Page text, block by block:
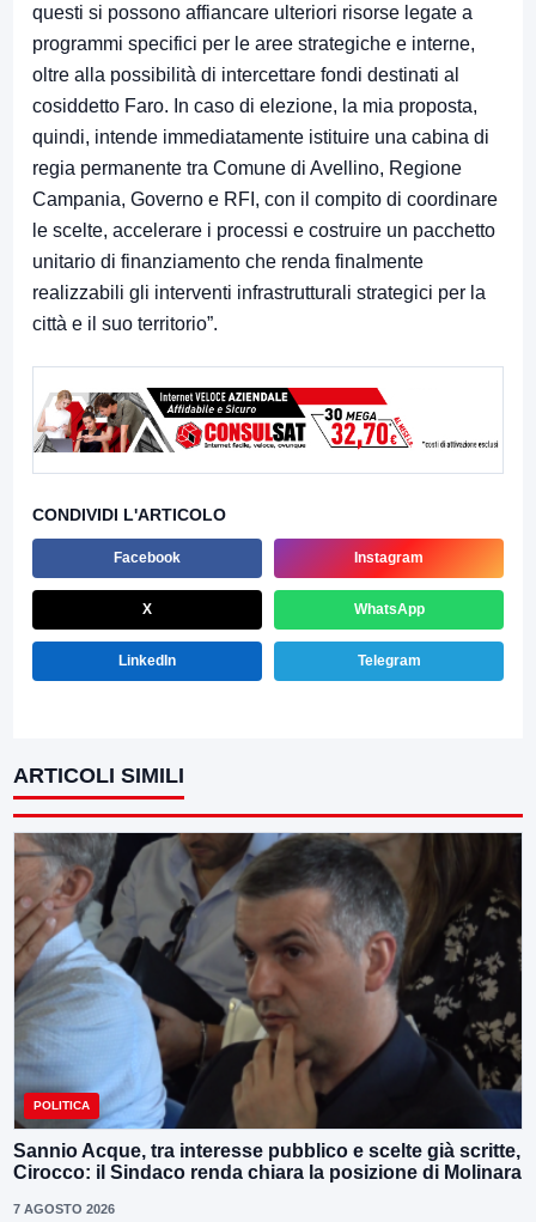
questi si possono affiancare ulteriori risorse legate a
programmi specifici per le aree strategiche e interne,
oltre alla possibilità di intercettare fondi destinati al
cosiddetto Faro. In caso di elezione, la mia proposta,
quindi, intende immediatamente istituire una cabina di
regia permanente tra Comune di Avellino, Regione
Campania, Governo e RFI, con il compito di coordinare
le scelte, accelerare i processi e costruire un pacchetto
unitario di finanziamento che renda finalmente
realizzabili gli interventi infrastrutturali strategici per la
città e il suo territorio”.
CONDIVIDI L'ARTICOLO
Facebook Instagram
X WhatsApp
LinkedIn Telegram
ARTICOLI SIMILI
POLITICA
Sannio Acque, tra interesse pubblico e scelte già scritte,
Cirocco: il Sindaco renda chiara la posizione di Molinara
7 AGOSTO 2026